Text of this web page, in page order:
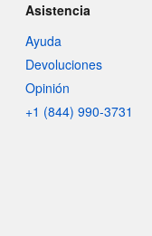
Asistencia
Ayuda
Devoluciones
Opinión
+1 (844) 990-3731